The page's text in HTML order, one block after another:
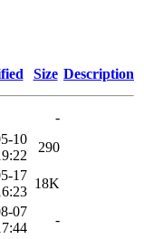
Size Description
-
10
290
17
18K
07
-